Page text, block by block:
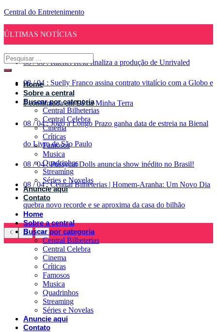
Central do Entretenimento
ÚLTIMAS NOTÍCIAS
08 / 06 : Rachel Reid finaliza a produção de Unrivaled
08 / 04 : Suelly Franco assina contrato vitalício com a Globo e
é confirmada em Lá na Minha Terra
08 / 04 : Jogo a Longo Prazo ganha data de estreia na Bienal
do Livro de São Paulo
08 / 04 : Pussycat Dolls anuncia show inédito no Brasil!
08 / 04 : Central Bilheterias | Homem-Aranha: Um Novo Dia
quebra novo recorde e se aproxima da casa do bilhão
Home
Sobre a central
Buscar por categoria
Central Bilheterias
Central Celebra
Cinema
Críticas
Famosos
Musica
Quadrinhos
Streaming
Séries e Novelas
Anuncie aqui
Contato
Home
Sobre a central
Buscar por categoria
Central Bilheterias
Central Celebra
Cinema
Críticas
Famosos
Musica
Quadrinhos
Streaming
Séries e Novelas
Anuncie aqui
Contato